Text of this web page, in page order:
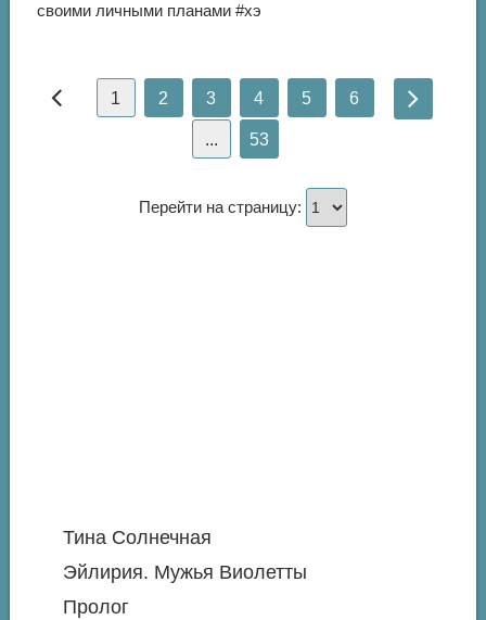
своими личными планами #хэ
1 2 3 4 5 6
... 53
Перейти на страницу:
Тина Солнечная
Эйлирия. Мужья Виолетты
Пролог